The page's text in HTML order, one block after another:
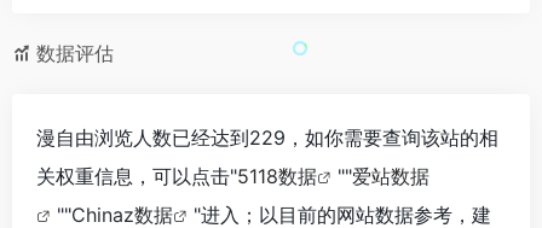
数据评估
漫自由浏览人数已经达到229，如你需要查询该站的相
关权重信息，可以点击"5118数据 ""爱站数据
""Chinaz数据
"进入；以目前的网站数据参考，建